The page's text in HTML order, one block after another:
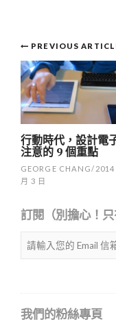
Post
PREVIOUS
行動時代，設計電
注意的 9 個重點
GEORGE CHANG/ 2014
月 3 日
訂閱（別擔心！只
我們的粉絲專頁